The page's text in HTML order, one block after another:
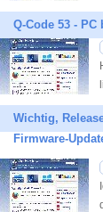
Q-Code 53 -
Wichtig,
Firmware-